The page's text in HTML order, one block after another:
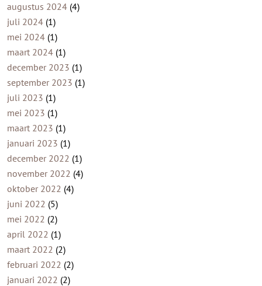
augustus 2024(4)
juli 2024(1)
mei 2024(1)
maart 2024(1)
december 2023 (1)
september 2023 (1)
juli 2023 (1)
mei 2023 (1)
maart 2023 (1)
januari 2023 (1)
december 2022 (1)
november 2022 (4)
oktober 2022 (4)
juni 2022 (5)
mei 2022 (2)
april 2022 (1)
maart 2022 (2)
februari 2022 (2)
januari 2022 (2)